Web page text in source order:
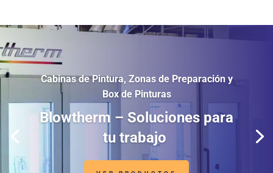
El mayor avance en la tecnología de
aplicación de pintura
Nitrowise – Aplicación de
Pintura con Nitrógeno
Caliente